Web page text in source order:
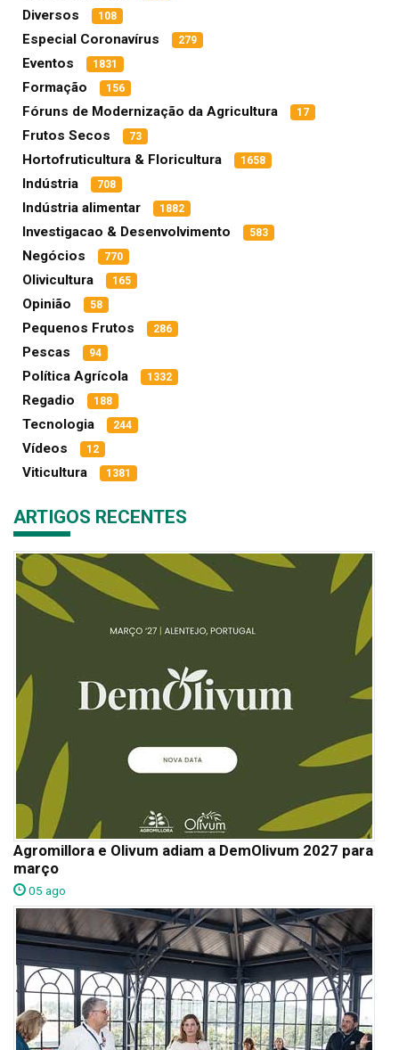
Diversos 108
Especial Coronavírus 279
Eventos 1831
Formação 156
Fóruns de Modernização da Agricultura 17
Frutos Secos 73
Hortofruticultura & Floricultura 1658
Indústria 708
Indústria alimentar 1882
Investigacao & Desenvolvimento 583
Negócios 770
Olivicultura 165
Opinião 58
Pequenos Frutos 286
Pescas 94
Política Agrícola 1332
Regadio 188
Tecnologia 244
Vídeos 12
Viticultura 1381
ARTIGOS RECENTES
Agromillora e Olivum adiam a DemOlivum 2027 para
março
05 ago